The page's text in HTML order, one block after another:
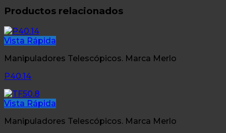
Productos relacionados
Vista Rápida
Manipuladores Telescópicos. Marca Merlo
P40.14
Vista Rápida
Manipuladores Telescópicos. Marca Merlo